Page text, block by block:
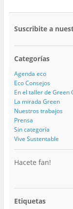
Suscribite a
Categorías
Agenda eco
Eco Consejos
En el taller de Green
La mirada Green
Nuestros trabajos
Prensa
Sin categoría
Vive Sustentable
Hacete fan!
Etiquetas